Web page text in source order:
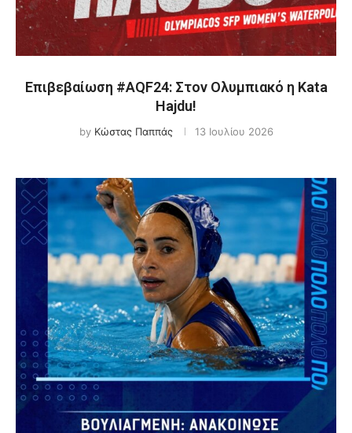
Επιβεβαίωση #AQF24: Στον Ολυμπιακό η Kata
Hajdu!
by Κώστας Παππάς 13 Ιουλίου 2026